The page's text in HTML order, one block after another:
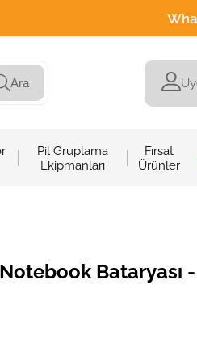
Ara
Pil Gruplama
Ekipmanları
Fırsat
Ürünler
Bataryası